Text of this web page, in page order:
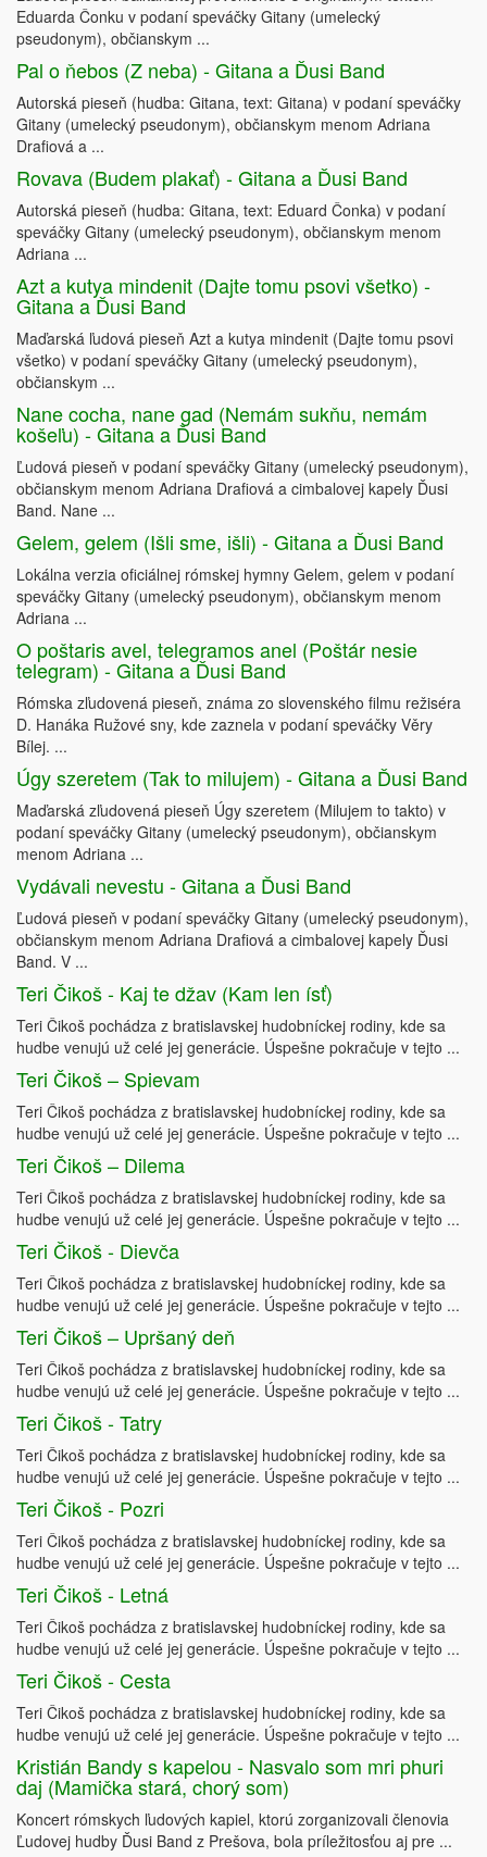
Eduarda Čonku v podaní speváčky Gitany (umelecký
pseudonym), občianskym ...
Pal o ňebos (Z neba) - Gitana a Ďusi Band
Autorská pieseň (hudba: Gitana, text: Gitana) v podaní speváčky
Gitany (umelecký pseudonym), občianskym menom Adriana
Drafiová a ...
Rovava (Budem plakať) - Gitana a Ďusi Band
Autorská pieseň (hudba: Gitana, text: Eduard Čonka) v podaní
speváčky Gitany (umelecký pseudonym), občianskym menom
Adriana ...
Azt a kutya mindenit (Dajte tomu psovi všetko) -
Gitana a Ďusi Band
Maďarská ľudová pieseň Azt a kutya mindenit (Dajte tomu psovi
všetko) v podaní speváčky Gitany (umelecký pseudonym),
občianskym ...
Nane cocha, nane gad (Nemám sukňu, nemám
košeľu) - Gitana a Ďusi Band
Ľudová pieseň v podaní speváčky Gitany (umelecký pseudonym),
občianskym menom Adriana Drafiová a cimbalovej kapely Ďusi
Band. Nane ...
Gelem, gelem (Išli sme, išli) - Gitana a Ďusi Band
Lokálna verzia oficiálnej rómskej hymny Gelem, gelem v podaní
speváčky Gitany (umelecký pseudonym), občianskym menom
Adriana ...
O poštaris avel, telegramos anel (Poštár nesie
telegram) - Gitana a Ďusi Band
Rómska zľudovená pieseň, známa zo slovenského filmu režiséra
D. Hanáka Ružové sny, kde zaznela v podaní speváčky Věry
Bílej. ...
Úgy szeretem (Tak to milujem) - Gitana a Ďusi Band
Maďarská zľudovená pieseň Úgy szeretem (Milujem to takto) v
podaní speváčky Gitany (umelecký pseudonym), občianskym
menom Adriana ...
Vydávali nevestu - Gitana a Ďusi Band
Ľudová pieseň v podaní speváčky Gitany (umelecký pseudonym),
občianskym menom Adriana Drafiová a cimbalovej kapely Ďusi
Band. V ...
Teri Čikoš - Kaj te džav (Kam len ísť)
Teri Čikoš pochádza z bratislavskej hudobníckej rodiny, kde sa
hudbe venujú už celé jej generácie. Úspešne pokračuje v tejto ...
Teri Čikoš – Spievam
Teri Čikoš pochádza z bratislavskej hudobníckej rodiny, kde sa
hudbe venujú už celé jej generácie. Úspešne pokračuje v tejto ...
Teri Čikoš – Dilema
Teri Čikoš pochádza z bratislavskej hudobníckej rodiny, kde sa
hudbe venujú už celé jej generácie. Úspešne pokračuje v tejto ...
Teri Čikoš - Dievča
Teri Čikoš pochádza z bratislavskej hudobníckej rodiny, kde sa
hudbe venujú už celé jej generácie. Úspešne pokračuje v tejto ...
Teri Čikoš – Upršaný deň
Teri Čikoš pochádza z bratislavskej hudobníckej rodiny, kde sa
hudbe venujú už celé jej generácie. Úspešne pokračuje v tejto ...
Teri Čikoš - Tatry
Teri Čikoš pochádza z bratislavskej hudobníckej rodiny, kde sa
hudbe venujú už celé jej generácie. Úspešne pokračuje v tejto ...
Teri Čikoš - Pozri
Teri Čikoš pochádza z bratislavskej hudobníckej rodiny, kde sa
hudbe venujú už celé jej generácie. Úspešne pokračuje v tejto ...
Teri Čikoš - Letná
Teri Čikoš pochádza z bratislavskej hudobníckej rodiny, kde sa
hudbe venujú už celé jej generácie. Úspešne pokračuje v tejto ...
Teri Čikoš - Cesta
Teri Čikoš pochádza z bratislavskej hudobníckej rodiny, kde sa
hudbe venujú už celé jej generácie. Úspešne pokračuje v tejto ...
Kristián Bandy s kapelou - Nasvalo som mri phuri
daj (Mamička stará, chorý som)
Koncert rómskych ľudových kapiel, ktorú zorganizovali členovia
Ľudovej hudby Ďusi Band z Prešova, bola príležitosťou aj pre ...